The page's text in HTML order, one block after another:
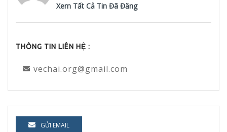
Xem Tất Cả Tin Đã Đăng
THÔNG TIN LIÊN HỆ :
vechai.org@gmail.com
GỬI EMAIL